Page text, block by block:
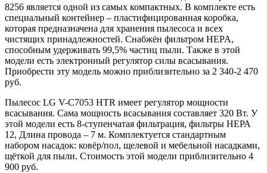
8256 является одной из самых компактных. В комплекте есть
специальный контейнер – пластифицированная коробка,
которая предназначена для хранения пылесоса и всех
чистящих принадлежностей. Снабжён фильтром HEPA,
способным удерживать 99,5% частиц пыли. Также в этой
модели есть электронный регулятор силы всасывания.
Приобрести эту модель можно приблизительно за 2 340-2 470
руб.
Пылесос LG V-C7053 HTR имеет регулятор мощности
всасывания. Сама мощность всасывания составляет 320 Вт. У
этой модели есть 8-ступенчатая фильтрация, фильтры НЕРА
12, Длина провода – 7 м. Комплектуется стандартным
набором насадок: ковёр/пол, щелевой и мебельной насадками,
щёткой для пыли. Стоимость этой модели приблизительно 4
900 руб.